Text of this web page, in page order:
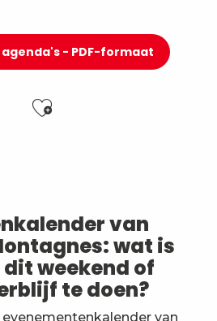
- PDF-formaat
Ajouter aux
- Maloya (La Réunion)
: Sycamore Sisters
sculpture et rencontre
de paille - Niveau 1
la Treille
van
wat is
weekend of
te doen?
van